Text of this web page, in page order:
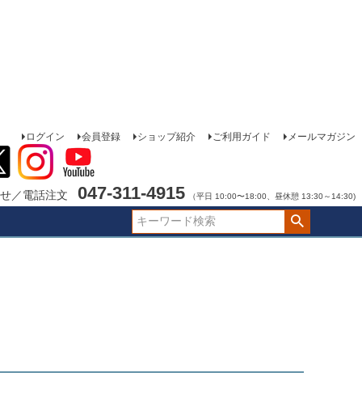
ログイン 会員登録 ショップ紹介 ご利用ガイド メールマガジン
／電話注文 047-311-4915 （平日 10:00〜18:00、昼休憩 13:30～14:30)